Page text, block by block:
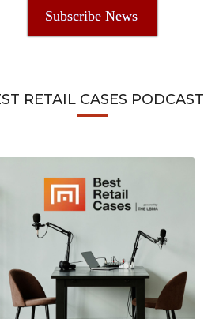
Subscribe News
RETAIL CASES PODCAST